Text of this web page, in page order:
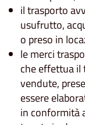
il trasporto
usufrutto,
o preso in
le merci
che effettua il
vendute,
essere
in conformità